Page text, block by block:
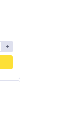
+